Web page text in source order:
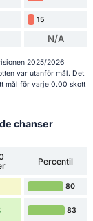
15
N/A
2025/2026
var utanför mål. Det
mål för varje 0.00 skott
chanser
Percentil
80
83